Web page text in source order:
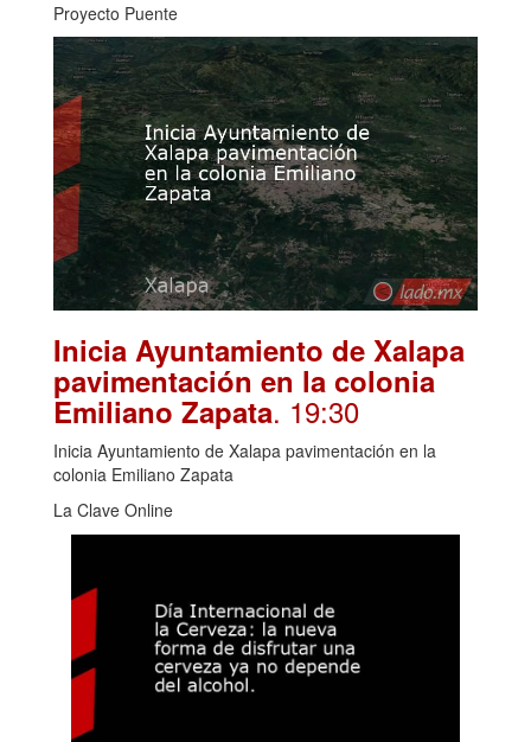
Proyecto Puente
Inicia Ayuntamiento de Xalapa
pavimentación en la colonia
Emiliano Zapata. 19:30
Inicia Ayuntamiento de Xalapa pavimentación en la
colonia Emiliano Zapata
La Clave Online